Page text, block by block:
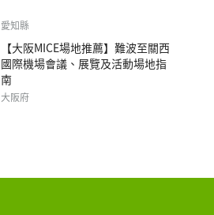
愛知縣
【大阪MICE場地推薦】難波至關西
國際機場會議、展覽及活動場地指
南
大阪府